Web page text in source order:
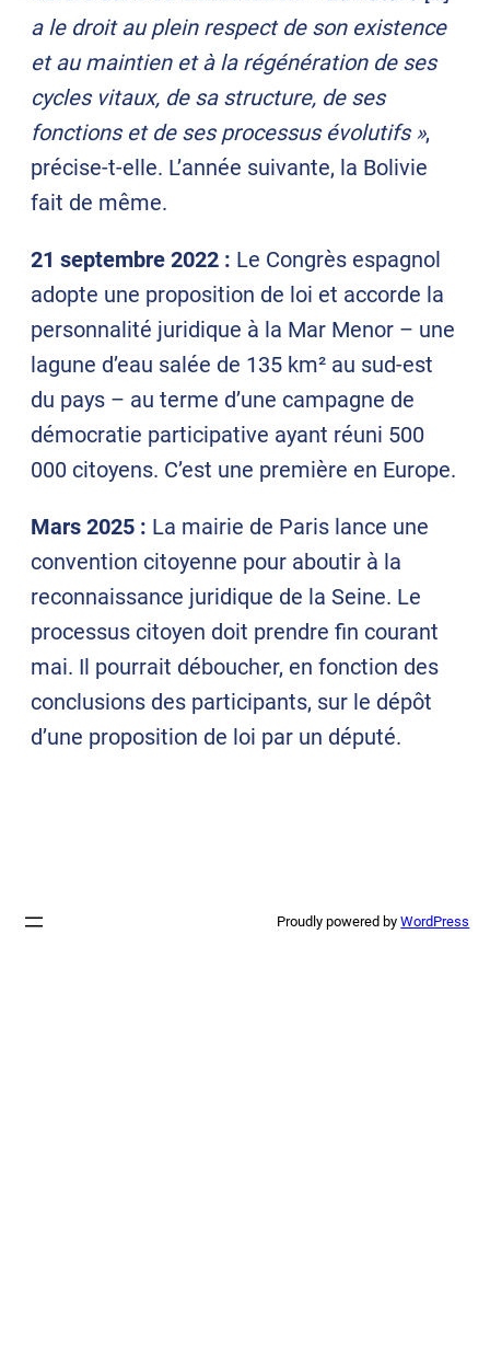
a le droit au plein respect de son existence
et au maintien et à la régénération de ses
cycles vitaux, de sa structure, de ses
fonctions et de ses processus évolutifs »,
précise-t-elle. L’année suivante, la Bolivie
fait de même.
21 septembre 2022 : Le Congrès espagnol
adopte une proposition de loi et accorde la
personnalité juridique à la Mar Menor – une
lagune d’eau salée de 135 km² au sud-est
du pays – au terme d’une campagne de
démocratie participative ayant réuni 500
000 citoyens. C’est une première en Europe.
Mars 2025 : La mairie de Paris lance une
convention citoyenne pour aboutir à la
reconnaissance juridique de la Seine. Le
processus citoyen doit prendre fin courant
mai. Il pourrait déboucher, en fonction des
conclusions des participants, sur le dépôt
d’une proposition de loi par un député.
Proudly powered byWordPress